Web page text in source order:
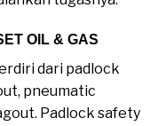
OIL & GAS
dari padlock
pneumatic
Padlock safety